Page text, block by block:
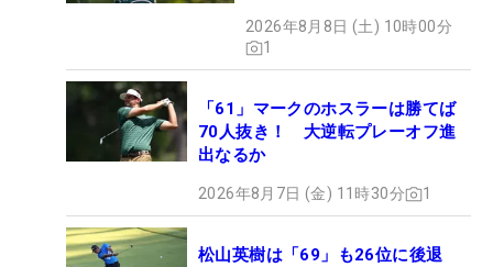
2026年8月8日 (土) 10時00分
1
「61」マークのホスラーは勝てば
70人抜き！ 大逆転プレーオフ進
出なるか
2026年8月7日 (金) 11時30分 1
松山英樹は「69」も26位に後退